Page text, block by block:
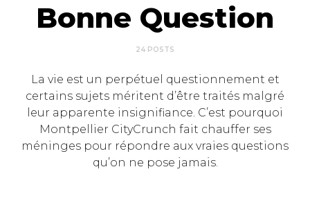
Bonne Question
24 POSTS
La vie est un perpétuel questionnement et
certains sujets méritent d’être traités malgré
leur apparente insignifiance. C’est pourquoi
Montpellier CityCrunch fait chauffer ses
méninges pour répondre aux vraies questions
qu’on ne pose jamais.